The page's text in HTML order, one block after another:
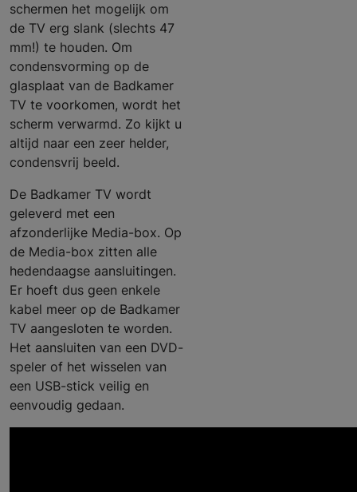
schermen het mogelijk om
de TV erg slank (slechts 47
mm!) te houden. Om
condensvorming op de
glasplaat van de Badkamer
TV te voorkomen, wordt het
scherm verwarmd. Zo kijkt u
altijd naar een zeer helder,
condensvrij beeld.
De Badkamer TV wordt
geleverd met een
afzonderlijke Media-box. Op
de Media-box zitten alle
hedendaagse aansluitingen.
Er hoeft dus geen enkele
kabel meer op de Badkamer
TV aangesloten te worden.
Het aansluiten van een DVD-
speler of het wisselen van
een USB-stick veilig en
eenvoudig gedaan.